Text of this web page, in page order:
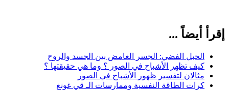
إقرأ أيضاً ...
الحبل الفضي: الجسر الغامض بين الجسد والروح
كيف تظهر الأشباح في الصور ؟ وما هي حقيقتها ؟
مثالان لتفسير ظهور الأشباح في الصور
كرات الطاقة النفسية وممارسات الـ قي غونغ